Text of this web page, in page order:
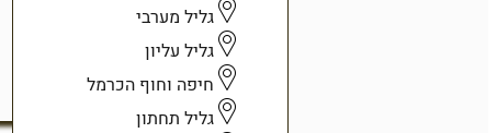
גליל מערבי
גליל עליון
חיפה וחוף הכרמל
גליל תחתון